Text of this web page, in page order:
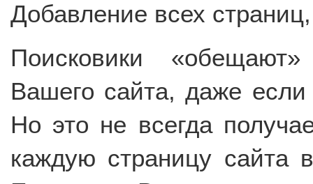
Добавление всех
Поисковики
Вашего сайта, даже если
Но это не всегда
каждую страницу сайта